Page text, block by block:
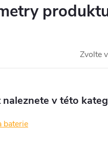
Zvolte
v této
baterie